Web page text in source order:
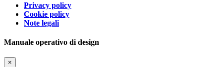
Privacy policy
Cookie policy
Note legali
Manuale operativo di design
×